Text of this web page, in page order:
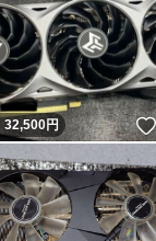
32,500円